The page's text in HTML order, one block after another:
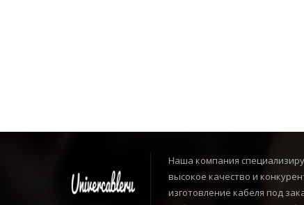
Наша компания
высокое качество и
изготовление кабеля под